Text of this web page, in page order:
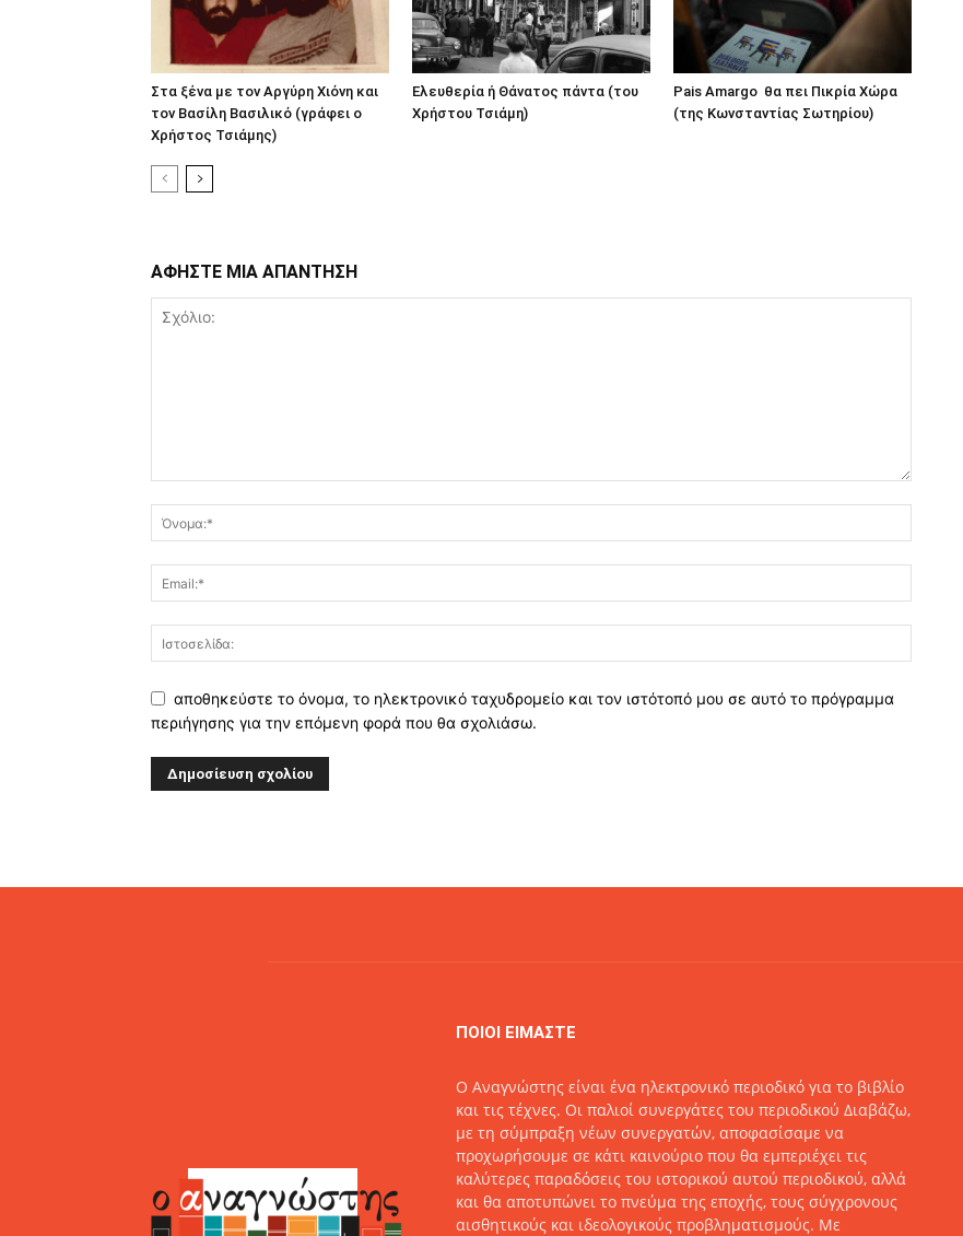
Στα ξένα με τον Αργύρη Χιόνη και
τον Βασίλη Βασιλικό (γράφει ο
Χρήστος Τσιάμης)
Ελευθερία ή Θάνατος πάντα (του
Χρήστου Τσιάμη)
Pais Amargo θα πει Πικρία Χώρα
(της Κωνσταντίας Σωτηρίου)
ΑΦΗΣΤΕ ΜΙΑ ΑΠΑΝΤΗΣΗ
αποθηκεύστε το όνομα, το ηλεκτρονικό ταχυδρομείο και τον ιστότοπό μου σε αυτό το πρόγραμμα
περιήγησης για την επόμενη φορά που θα σχολιάσω.
ΠΟΙΟΙ ΕΙΜΑΣΤΕ
O Αναγνώστης είναι ένα ηλεκτρονικό περιοδικό για το βιβλίο
και τις τέχνες. Οι παλιοί συνεργάτες του περιοδικού Διαβάζω,
με τη σύμπραξη νέων συνεργατών, αποφασίσαμε να
προχωρήσουμε σε κάτι καινούριο που θα εμπεριέχει τις
καλύτερες παραδόσεις του ιστορικού αυτού περιοδικού, αλλά
και θα αποτυπώνει το πνεύμα της εποχής, τους σύγχρονους
αισθητικούς και ιδεολογικούς προβληματισμούς. Με